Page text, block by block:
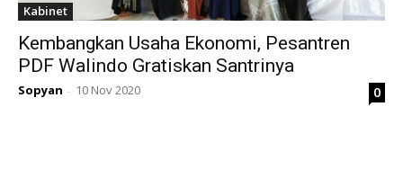
Kabinet
Kembangkan Usaha Ekonomi, Pesantren
PDF Walindo Gratiskan Santrinya
Sopyan - 10 Nov 2020 0